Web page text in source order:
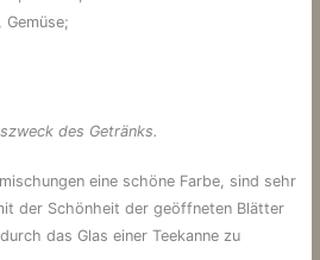
des Getränks.
eine schöne Farbe, sind sehr
der Schönheit der geöffneten Blätter
das Glas einer Teekanne zu